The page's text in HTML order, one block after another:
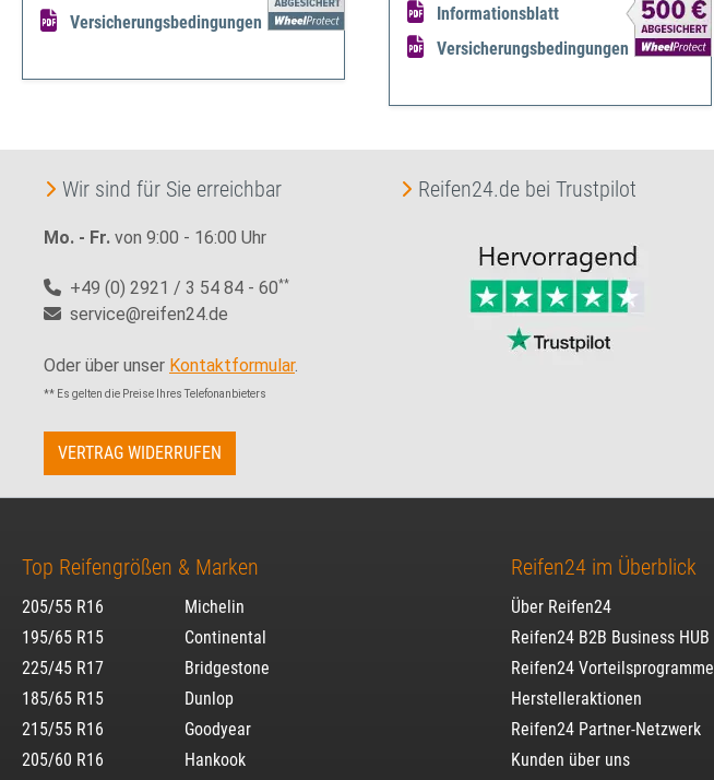
Versicherungsbedingungen
Informationsblatt
Versicherungsbedingungen
Wir sind für Sie erreichbar
Mo. - Fr. von 9:00 - 16:00 Uhr
+49 (0) 2921 / 3 54 84 - 60**
service@reifen24.de
Oder über unser Kontaktformular.
** Es gelten die Preise Ihres Telefonanbieters
VERTRAG WIDERRUFEN
Reifen24.de bei Trustpilot
Top Reifengrößen & Marken
205/55 R16
195/65 R15
225/45 R17
185/65 R15
215/55 R16
205/60 R16
Michelin
Continental
Bridgestone
Dunlop
Goodyear
Hankook
Reifen24 im Überblick
Über Reifen24
Reifen24 B2B Business HUB
Reifen24 Vorteilsprogramme
Herstelleraktionen
Reifen24 Partner-Netzwerk
Kunden über uns